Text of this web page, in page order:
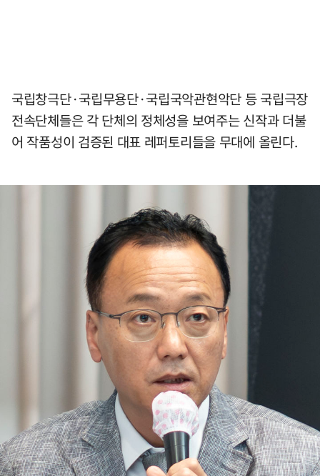
국립창극단·국립무용단·국립국악관현악단 등 국립극장
전속단체들은 각 단체의 정체성을 보여주는 신작과 더불
어 작품성이 검증된 대표 레퍼토리들을 무대에 올린다.